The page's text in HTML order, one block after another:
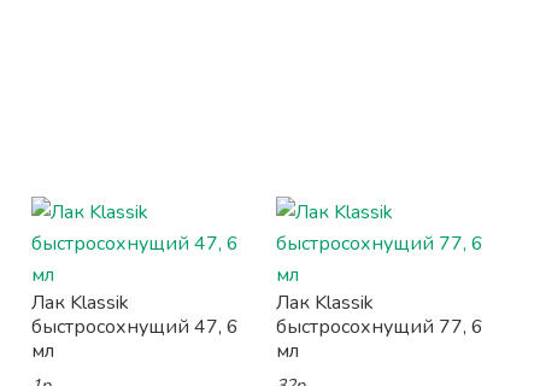
Лак Klassik
быстросохнущий 47, 6
мл
Лак Klassik
быстросохнущий 77, 6
мл